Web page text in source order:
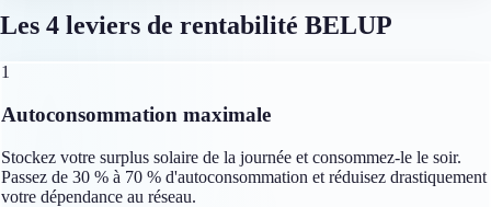
Les 4 leviers de rentabilité BELUP
1
Autoconsommation maximale
Stockez votre surplus solaire de la journée et consommez-le le soir.
Passez de 30 % à 70 % d'autoconsommation et réduisez drastiquement
votre dépendance au réseau.